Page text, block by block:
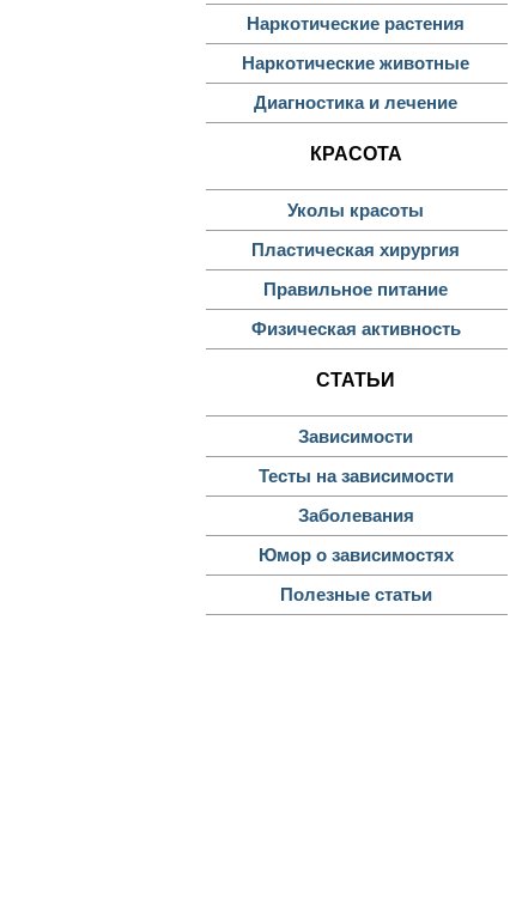
Наркотические растения
Наркотические животные
Диагностика и лечение
КРАСОТА
Уколы красоты
Пластическая хирургия
Правильное питание
Физическая активность
СТАТЬИ
Зависимости
Тесты на зависимости
Заболевания
Юмор о зависимостях
Полезные статьи